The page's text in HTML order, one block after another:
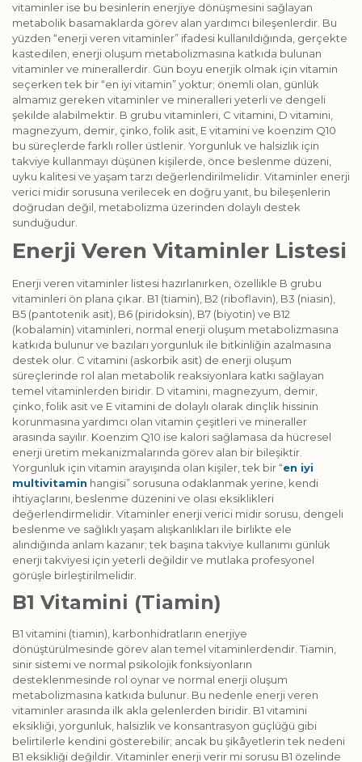
vitaminler ise bu besinlerin enerjiye dönüşmesini sağlayan
metabolik basamaklarda görev alan yardımcı bileşenlerdir. Bu
yüzden “enerji veren vitaminler” ifadesi kullanıldığında, gerçekte
kastedilen, enerji oluşum metabolizmasına katkıda bulunan
vitaminler ve minerallerdir. Gün boyu enerjik olmak için vitamin
seçerken tek bir “en iyi vitamin” yoktur; önemli olan, günlük
almamız gereken vitaminler ve mineralleri yeterli ve dengeli
şekilde alabilmektir. B grubu vitaminleri, C vitamini, D vitamini,
magnezyum, demir, çinko, folik asit, E vitamini ve koenzim Q10
bu süreçlerde farklı roller üstlenir. Yorgunluk ve halsizlik için
takviye kullanmayı düşünen kişilerde, önce beslenme düzeni,
uyku kalitesi ve yaşam tarzı değerlendirilmelidir. Vitaminler enerji
verici midir sorusuna verilecek en doğru yanıt, bu bileşenlerin
doğrudan değil, metabolizma üzerinden dolaylı destek
sunduğudur.
Enerji Veren Vitaminler Listesi
Enerji veren vitaminler listesi hazırlanırken, özellikle B grubu
vitaminleri ön plana çıkar. B1 (tiamin), B2 (riboflavin), B3 (niasin),
B5 (pantotenik asit), B6 (piridoksin), B7 (biyotin) ve B12
(kobalamin) vitaminleri, normal enerji oluşum metabolizmasına
katkıda bulunur ve bazıları yorgunluk ile bitkinliğin azalmasına
destek olur. C vitamini (askorbik asit) de enerji oluşum
süreçlerinde rol alan metabolik reaksiyonlara katkı sağlayan
temel vitaminlerden biridir. D vitamini, magnezyum, demir,
çinko, folik asit ve E vitamini de dolaylı olarak dinçlik hissinin
korunmasına yardımcı olan vitamin çeşitleri ve mineraller
arasında sayılır. Koenzim Q10 ise kalori sağlamasa da hücresel
enerji üretim mekanizmalarında görev alan bir bileşiktir.
Yorgunluk için vitamin arayışında olan kişiler, tek bir “en iyi
multivitamin hangisi” sorusuna odaklanmak yerine, kendi
ihtiyaçlarını, beslenme düzenini ve olası eksiklikleri
değerlendirmelidir. Vitaminler enerji verici midir sorusu, dengeli
beslenme ve sağlıklı yaşam alışkanlıkları ile birlikte ele
alındığında anlam kazanır; tek başına takviye kullanımı günlük
enerji takviyesi için yeterli değildir ve mutlaka profesyonel
görüşle birleştirilmelidir.
B1 Vitamini (Tiamin)
B1 vitamini (tiamin), karbonhidratların enerjiye
dönüştürülmesinde görev alan temel vitaminlerdendir. Tiamin,
sinir sistemi ve normal psikolojik fonksiyonların
desteklenmesinde rol oynar ve normal enerji oluşum
metabolizmasına katkıda bulunur. Bu nedenle enerji veren
vitaminler arasında ilk akla gelenlerden biridir. B1 vitamini
eksikliği, yorgunluk, halsizlik ve konsantrasyon güçlüğü gibi
belirtilerle kendini gösterebilir; ancak bu şikâyetlerin tek nedeni
B1 eksikliği değildir. Vitaminler enerji verir mi sorusu B1 özelinde